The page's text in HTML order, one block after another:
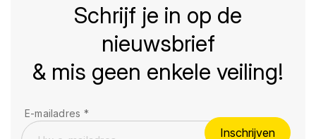
Schrijf je in op de
nieuwsbrief
& mis geen enkele veiling!
E-mailadres *
Inschrijven